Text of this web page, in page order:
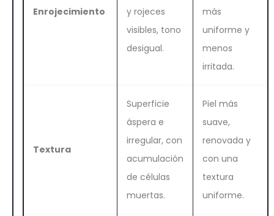
Enrojecimiento
y rojeces
visibles, tono
desigual.
más
uniforme y
menos
irritada.
Textura
Superficie
áspera e
irregular, con
acumulación
de células
muertas.
Piel más
suave,
renovada y
con una
textura
uniforme.